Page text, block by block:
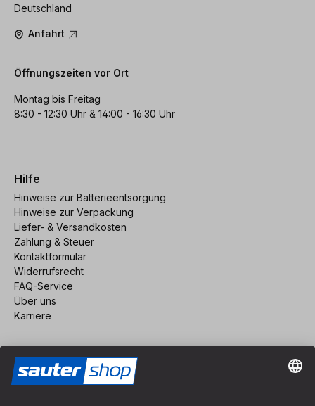
Deutschland
Anfahrt
Öffnungszeiten vor Ort
Montag bis Freitag
8:30 - 12:30 Uhr & 14:00 - 16:30 Uhr
Hilfe
Hinweise zur Batterieentsorgung
Hinweise zur Verpackung
Liefer- & Versandkosten
Zahlung & Steuer
Kontaktformular
Widerrufsrecht
FAQ-Service
Über uns
Karriere